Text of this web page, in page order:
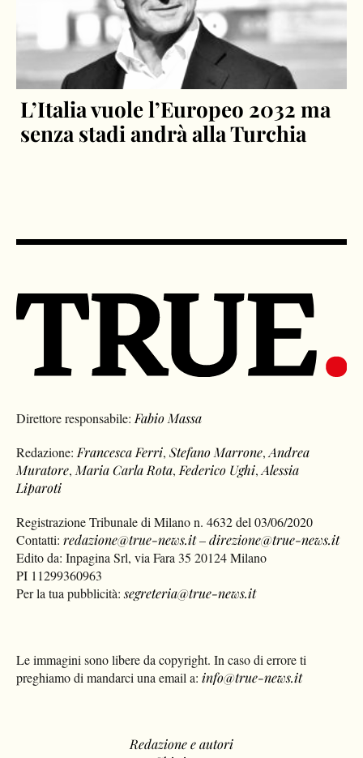
L’Italia vuole l’Europeo 2032 ma
senza stadi andrà alla Turchia
Direttore responsabile: Fabio Massa
Redazione: Francesca Ferri,Stefano Marrone,Andrea
Muratore, Maria Carla Rota, Federico Ughi,Alessia
Liparoti
Registrazione Tribunale di Milano n. 4632 del 03/06/2020
Contatti:redazione@true-news.it–direzione@true-news.it
Edito da: Inpagina Srl, via Fara 35 20124 Milano
PI 11299360963
Per la tua pubblicità:segreteria@true-news.it
Le immagini sono libere da copyright. In caso di errore ti
preghiamo di mandarci una email a: info@true-news.it
Redazione e autori